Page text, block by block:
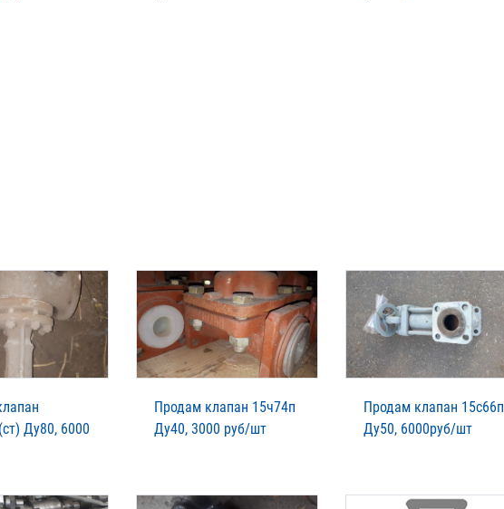
Ду80, 6000
Продам клапан 15ч74п
Ду40, 3000 руб/шт
Продам клапан 15с66п
Ду50, 6000руб/шт